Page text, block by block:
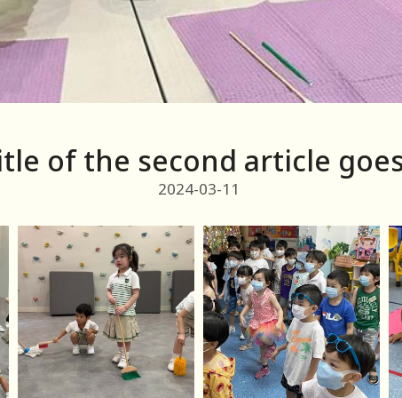
of the second article
2024-03-11